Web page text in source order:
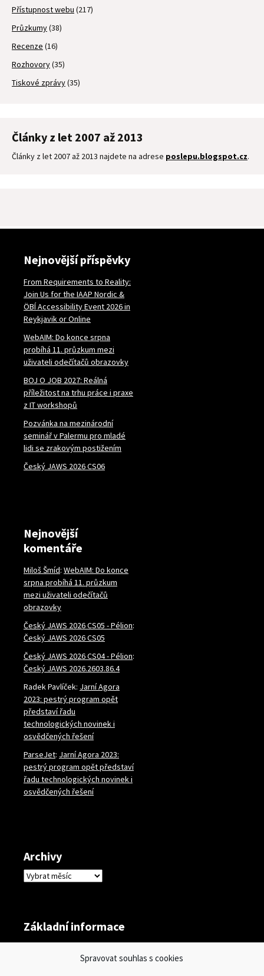
Spravovat souhlas s cookies
Přístupnost webu (217)
Průzkumy(38)
Recenze (16)
Rozhovory(35)
Tiskové zprávy(35)
Články z let 2007 až 2013
Články z let 2007 až 2013 najdete na adrese poslepu.blogspot.cz.
Nejnovější příspěvky
From Requirements to Reality:
Join Us for the IAAP Nordic &
ÖBÍ Accessibility Event 2026 in
Reykjavik or Online
WebAIM: Do konce srpna
probíhá 11. průzkum mezi
uživateli odečítačů obrazovky
BOJ O JOB 2027: Reálná
příležitost na trhu práce i praxe
z IT workshopů
Pozvánka na mezinárodní
seminář v Palermu pro mladé
lidi se zrakovým postižením
Český JAWS 2026 CS06
Nejnovější
komentáře
Miloš Šmíd: WebAIM: Do konce
srpna probíhá 11. průzkum
mezi uživateli odečítačů
obrazovky
Český JAWS 2026 CS05 - Pélion:
Český JAWS 2026 CS05
Český JAWS 2026 CS04 - Pélion:
Český JAWS 2026.2603.86.4
Radek Pavlíček: Jarní Agora
2023: pestrý program opět
představí řadu
technologických novinek i
osvědčených řešení
ParseJet: Jarní Agora 2023:
pestrý program opět představí
řadu technologických novinek i
osvědčených řešení
Archivy
Archivy
Základní informace